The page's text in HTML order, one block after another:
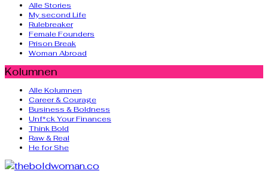
Alle Stories
My second Life
Rulebreaker
Female Founders
Prison Break
Woman Abroad
Kolumnen
Alle Kolumnen
Career & Courage
Business & Boldness
Unf*ck Your Finances
Think Bold
Raw & Real
He for She